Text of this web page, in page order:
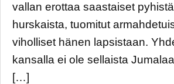
vallan erottaa saastaiset
hurskaista, tuomitut
viholliset hänen lapsistaan.
kansalla ei ole sellaista
[…]